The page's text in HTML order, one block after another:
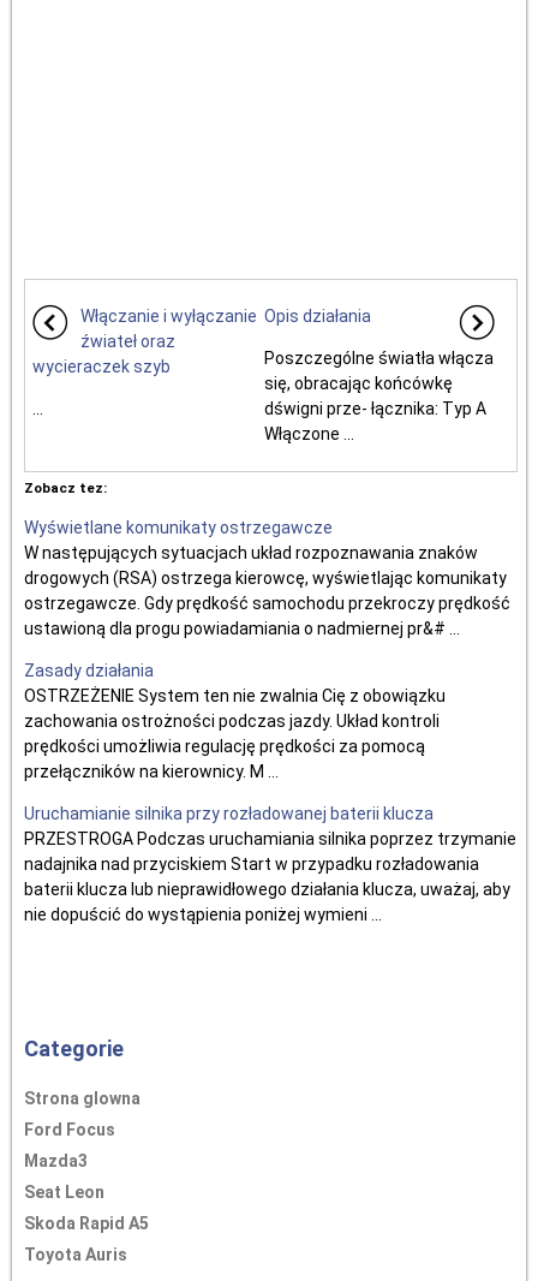
Włączanie i wyłączanie
źwiateł oraz
wycieraczek szyb
Opis działania
Poszczególne światła włącza
się, obracając końcówkę
dświgni prze- łącznika: Typ A
Włączone ...
Zobacz tez:
Wyświetlane komunikaty ostrzegawcze
W następujących sytuacjach układ rozpoznawania znaków
drogowych (RSA) ostrzega kierowcę, wyświetlając komunikaty
ostrzegawcze. Gdy prędkość samochodu przekroczy prędkość
ustawioną dla progu powiadamiania o nadmiernej pr&# ...
Zasady działania
OSTRZEŻENIE System ten nie zwalnia Cię z obowiązku
zachowania ostrożności podczas jazdy. Układ kontroli
prędkości umożliwia regulację prędkości za pomocą
przełączników na kierownicy. M ...
Uruchamianie silnika przy rozładowanej baterii klucza
PRZESTROGA Podczas uruchamiania silnika poprzez trzymanie
nadajnika nad przyciskiem Start w przypadku rozładowania
baterii klucza lub nieprawidłowego działania klucza, uważaj, aby
nie dopuścić do wystąpienia poniżej wymieni ...
Categorie
Strona glowna
Ford Focus
Mazda3
Seat Leon
Skoda Rapid A5
Toyota Auris